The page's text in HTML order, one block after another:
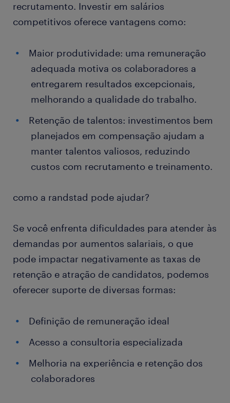
recrutamento. Investir em salários
competitivos oferece vantagens como:
Maior produtividade: uma remuneração
adequada motiva os colaboradores a
entregarem resultados excepcionais,
melhorando a qualidade do trabalho.
Retenção de talentos: investimentos bem
planejados em compensação ajudam a
manter talentos valiosos, reduzindo
custos com recrutamento e treinamento.
como a randstad pode ajudar?
Se você enfrenta dificuldades para atender às
demandas por aumentos salariais, o que
pode impactar negativamente as taxas de
retenção e atração de candidatos, podemos
oferecer suporte de diversas formas:
Definição de remuneração ideal
Acesso a consultoria especializada
Melhoria na experiência e retenção dos
colaboradores